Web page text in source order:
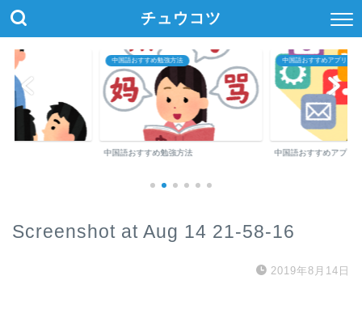
チュウコツ
中国語おすすめ勉強方法
中国語おすすめ勉強方法
中国語おすすめアプリ・参
中国語おすすめアプリ
Screenshot at Aug 14 21-58-16
2019年8月14日